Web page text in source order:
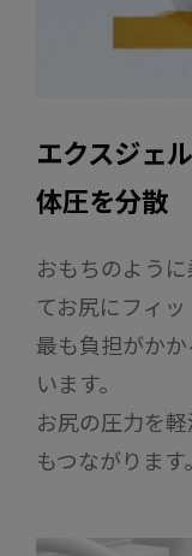
エクスジェ
体圧を分散
おもちのよう
てお尻にフィッ
最も負担がか
います。
お尻の圧力を
もつながります。